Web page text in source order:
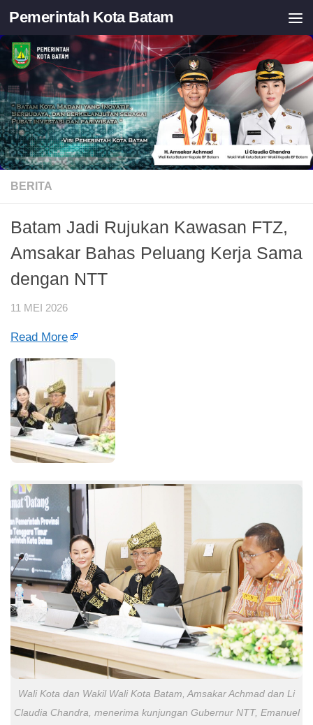
Skip to content
Pemerintah Kota Batam
BERITA
Batam Jadi Rujukan Kawasan FTZ,
Amsakar Bahas Peluang Kerja Sama
dengan NTT
11 MEI 2026
Read More
Wali Kota dan Wakil Wali Kota Batam, Amsakar Achmad dan Li
Claudia Chandra, menerima kunjungan Gubernur NTT, Emanuel